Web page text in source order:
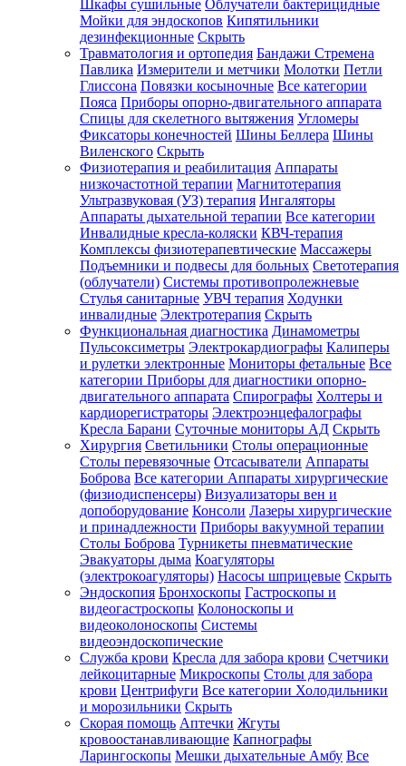
Шкафы сушильные Облучатели бактерицидные
Мойки для эндоскопов Кипятильники
дезинфекционные Скрыть
Травматология и ортопедия Бандажи Стремена
Павлика Измерители и метчики Молотки Петли
Глиссона Повязки косыночные Все категории
Пояса Приборы опорно-двигательного аппарата
Спицы для скелетного вытяжения Угломеры
Фиксаторы конечностей Шины Беллера Шины
Виленского Скрыть
Физиотерапия и реабилитация Аппараты
низкочастотной терапии Магнитотерапия
Ультразвуковая (УЗ) терапия Ингаляторы
Аппараты дыхательной терапии Все категории
Инвалидные кресла-коляски КВЧ-терапия
Комплексы физиотерапевтические Массажеры
Подъемники и подвесы для больных Светотерапия
(облучатели) Системы противопролежневые
Стулья санитарные УВЧ терапия Ходунки
инвалидные Электротерапия Скрыть
Функциональная диагностика Динамометры
Пульсоксиметры Электрокардиографы Калиперы
и рулетки электронные Мониторы фетальные Все
категории Приборы для диагностики опорно-
двигательного аппарата Спирографы Холтеры и
кардиорегистраторы Электроэнцефалографы
Кресла Барани Суточные мониторы АД Скрыть
Хирургия Светильники Столы операционные
Столы перевязочные Отсасыватели Аппараты
Боброва Все категории Аппараты хирургические
(физиодиспенсеры) Визуализаторы вен и
допоборудование Консоли Лазеры хирургические
и принадлежности Приборы вакуумной терапии
Столы Боброва Турникеты пневматические
Эвакуаторы дыма Коагуляторы
(электрокоагуляторы) Насосы шприцевые Скрыть
Эндоскопия Бронхоскопы Гастроскопы и
видеогастроскопы Колоноскопы и
видеоколоноскопы Системы
видеоэндоскопические
Служба крови Кресла для забора крови Счетчики
лейкоцитарные Микроскопы Столы для забора
крови Центрифуги Все категории Холодильники
и морозильники Скрыть
Скорая помощь Аптечки Жгуты
кровоостанавливающие Капнографы
Ларингоскопы Мешки дыхательные Амбу Все